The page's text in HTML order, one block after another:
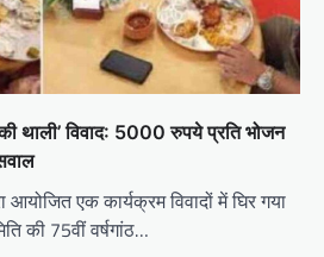
की थाली’ विवाद: 5000 रुपये प्रति भोजन
आयोजित एक कार्यक्रम विवादों में घिर गया
की 75वीं वर्षगांठ…